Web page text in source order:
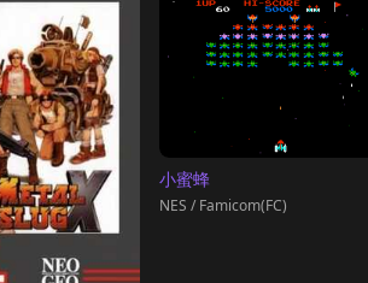
小蜜蜂
NES / Famicom(FC)